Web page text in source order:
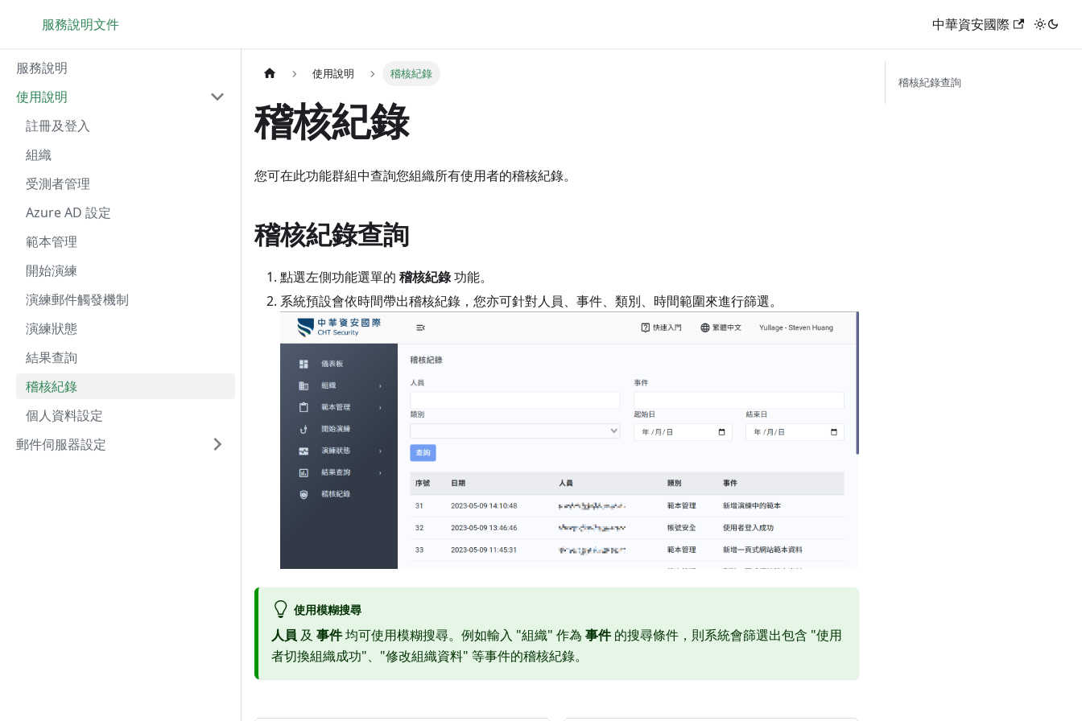
服務說明文件 中華資安國際
服務說明
使用說明
註冊及登入
組織
受測者管理
Azure AD 設定
範本管理
開始演練
演練郵件觸發機制
演練狀態
結果查詢
稽核紀錄
個人資料設定
郵件伺服器設定
使用說明 稽核紀錄
稽核紀錄
您可在此功能群組中查詢您組織所有使用者的稽核紀錄。
稽核紀錄查詢
點選左側功能選單的 稽核紀錄功能。
系統預設會依時間帶出稽核紀錄，您亦可針對人員、事件、類別、時間範圍來進行篩選。
使用模糊搜尋
人員 及 事件均可使用模糊搜尋。例如輸入 "組織" 作為 事件的搜尋條件，則系統會篩選出包含 "使用
者切換組織成功"、"修改組織資料" 等事件的稽核紀錄。
稽核紀錄查詢